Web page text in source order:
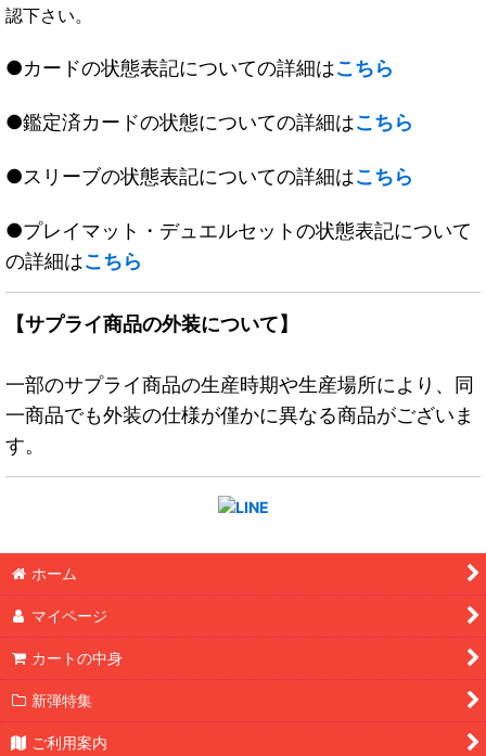
認下さい。
●カードの状態表記についての詳細はこちら
●鑑定済カードの状態についての詳細はこちら
●スリーブの状態表記についての詳細はこちら
●プレイマット・デュエルセットの状態表記について
の詳細はこちら
【サプライ商品の外装について】
一部のサプライ商品の生産時期や生産場所により、同
一商品でも外装の仕様が僅かに異なる商品がございま
す。
ホーム
マイページ
カートの中身
新弾特集
ご利用案内